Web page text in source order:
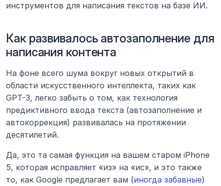
инструментов для написания текстов на базе ИИ.
Как развивалось автозаполнение для
написания контента
На фоне всего шума вокруг новых открытий в
области искусственного интеллекта, таких как
GPT-3, легко забыть о том, как технология
предиктивного ввода текста (автозаполнение и
автокоррекция) развивалась на протяжении
десятилетий.
Да, это та самая функция на вашем старом iPhone
5, которая исправляет «из» на «ис», и это также
то, как Google предлагает вам (иногда забавные)